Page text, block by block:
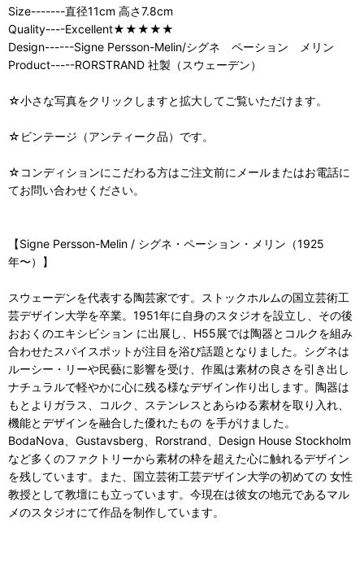
Size-------直径11cm 高さ7.8cm
Quality----Excellent★★★★★
Design------Signe Persson-Melin/シグネ ペーション メリン
Product-----RORSTRAND 社製（スウェーデン）
☆小さな写真をクリックしますと拡大してご覧いただけます。
☆ビンテージ（アンティーク品）です。
☆コンディションにこだわる方はご注文前にメールまたはお電話に
てお問い合わせください。
【Signe Persson-Melin / シグネ・ペーション・メリン（1925
年〜）】
スウェーデンを代表する陶芸家です。ストックホルムの国立芸術工
芸デザイン大学を卒業。1951年に自身のスタジオを設立し、その後
おおくのエキシビション に出展し、H55展では陶器とコルクを組み
合わせたスパイスポットが注目を浴び話題となりました。シグネは
ルーシー・リーや民藝に影響を受け、作風は素材の良さを引き出し
ナチュラルで軽やかに心に残る様なデザイン作り出します。陶器は
もとよりガラス、コルク、ステンレスとあらゆる素材を取り入れ、
機能とデザインを融合した優れたもの を手がけました。
BodaNova、Gustavsberg、Rorstrand、Design House Stockholm
など多くのファクトリーから素材の枠を超えた心に触れるデザイン
を残しています。また、国立芸術工芸デザイン大学の初めての 女性
教授として教壇にも立っています。今現在は彼女の地元であるマル
メのスタジオにて作品を制作しています。